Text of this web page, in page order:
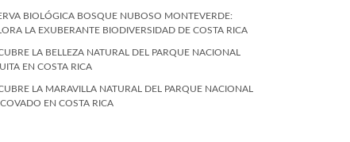
BIOLÓGICA BOSQUE NUBOSO MONTEVERDE:
LA EXUBERANTE BIODIVERSIDAD DE COSTA RICA
LA BELLEZA NATURAL DEL PARQUE NACIONAL
EN COSTA RICA
LA MARAVILLA NATURAL DEL PARQUE NACIONAL
EN COSTA RICA